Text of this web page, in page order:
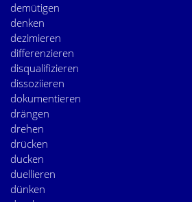
demütigen
denken
dezimieren
differenzieren
disqualifizieren
dissoziieren
dokumentieren
drängen
drehen
drücken
ducken
duellieren
dünken